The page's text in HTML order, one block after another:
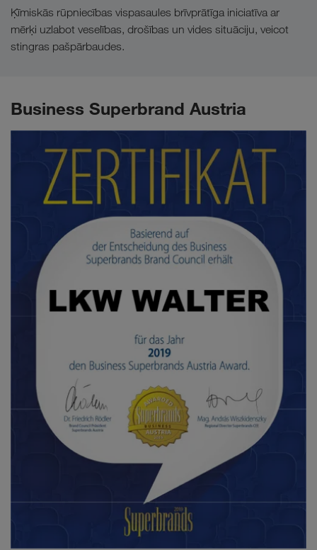
Ķīmiskās rūpniecības vispasaules brīvprātīga iniciatīva ar
mērķi uzlabot veselības, drošības un vides situāciju, veicot
stingras pašpārbaudes.
Business Superbrand Austria